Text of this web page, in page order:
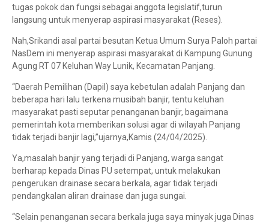
tugas pokok dan fungsi sebagai anggota legislatif,turun
langsung untuk menyerap aspirasi masyarakat (Reses).
Nah,Srikandi asal partai besutan Ketua Umum Surya Paloh partai
NasDem ini menyerap aspirasi masyarakat di Kampung Gunung
Agung RT 07 Keluhan Way Lunik, Kecamatan Panjang.
“Daerah Pemilihan (Dapil) saya kebetulan adalah Panjang dan
beberapa hari lalu terkena musibah banjir, tentu keluhan
masyarakat pasti seputar penanganan banjir, bagaimana
pemerintah kota memberikan solusi agar di wilayah Panjang
tidak terjadi banjir lagi,”ujarnya,Kamis (24/04/2025).
Ya,masalah banjir yang terjadi di Panjang, warga sangat
berharap kepada Dinas PU setempat, untuk melakukan
pengerukan drainase secara berkala, agar tidak terjadi
pendangkalan aliran drainase dan juga sungai.
“Selain penanganan secara berkala juga saya minyak juga Dinas